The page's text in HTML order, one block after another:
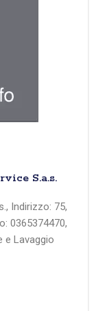
S.a.s.
Indirizzo: 75,
0365374470,
e Lavaggio